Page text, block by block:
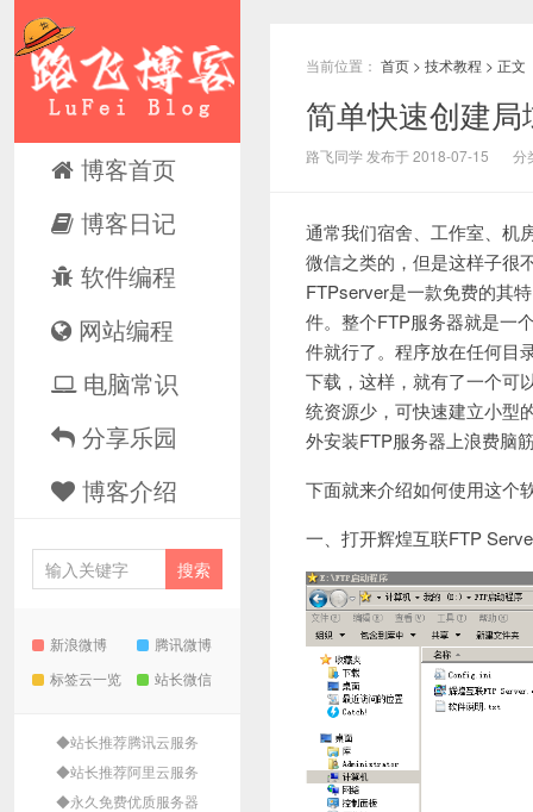
博客首页
博客日记
软件编程
网站编程
电脑常识
分享乐园
博客介绍
新浪微博
腾讯微博
标签云一览
站长微信
◆站长推荐腾讯云服务
◆站长推荐阿里云服务
◆永久免费优质服务器
当前位置： 首页 > 技术教程 > 正文
简单快速创建
路飞同学 发布于 2018-07-15 分
通常我们宿舍、工作室、机
微信之类的，但是这样子很
FTPserver是一款免费的其
件。整个FTP服务器就是一
件就行了。程序放在任何目
下载，这样，就有了一个可
统资源少，可快速建立小型
外安装FTP服务器上浪费脑
下面就来介绍如何使用这个
一、打开辉煌互联FTP